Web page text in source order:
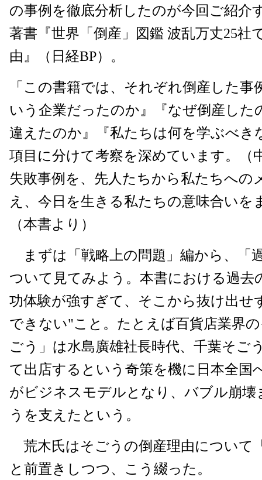
の事例を徹底分析したのが今回ご紹介
著書『世界「倒産」図鑑 波乱万丈25社
由』（日経BP）。
「この書籍では、それぞれ倒産した
いう企業だったのか』『なぜ倒産した
違えたのか』『私たちは何を学ぶべき
項目に分けて考察を深めています。（
失敗事例を、先人たちから私たちへの
え、今日を生きる私たちの意味合いを
（本書より）
まずは「戦略上の問題」編から、「
ついて見てみよう。本書における過去
功体験が強すぎて、そこから抜け出せ
できない"こと。たとえば百貨店業界
ごう」は水島廣雄社長時代、千葉そご
て出店するという奇策を機に日本全国
がビジネスモデルとなり、バブル崩壊
うを支えたという。
荒木氏はそごうの倒産理由について
と前置きしつつ、こう綴った。